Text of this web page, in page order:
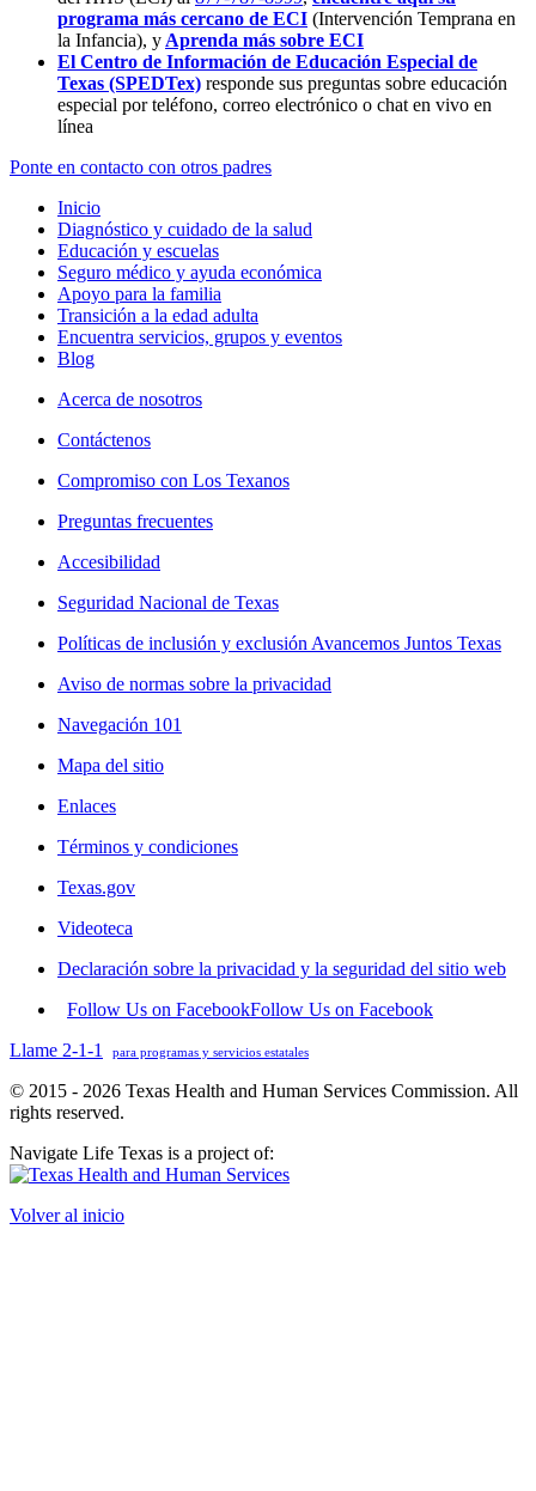
programa más cercano de ECI (Intervención Temprana en
la Infancia), y Aprenda más sobre ECI
El Centro de Información de Educación Especial de
Texas (SPEDTex) responde sus preguntas sobre educación
especial por teléfono, correo electrónico o chat en vivo en
línea
Ponte en contacto con otros padres
Inicio
Diagnóstico y cuidado de la salud
Educación y escuelas
Seguro médico y ayuda económica
Apoyo para la familia
Transición a la edad adulta
Encuentra servicios, grupos y eventos
Blog
Acerca de nosotros
Contáctenos
Compromiso con Los Texanos
Preguntas frecuentes
Accesibilidad
Seguridad Nacional de Texas
Políticas de inclusión y exclusión Avancemos Juntos Texas
Aviso de normas sobre la privacidad
Navegación 101
Mapa del sitio
Enlaces
Términos y condiciones
Texas.gov
Videoteca
Declaración sobre la privacidad y la seguridad del sitio web
Follow Us on FacebookFollow Us on Facebook
Llame 2-1-1
para programas y servicios estatales
© 2015 - 2026 Texas Health and Human Services Commission. All
rights reserved.
Navigate Life Texas is a project of:
Volver al inicio